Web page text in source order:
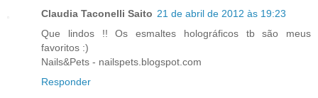
Claudia Taconelli Saito 21 de abril de 2012 às 19:23
Que lindos !! Os esmaltes holográficos tb são meus
favoritos :)
Nails&Pets - nailspets.blogspot.com
Responder